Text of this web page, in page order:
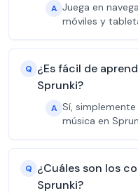
A Juega en
móviles y
Q ¿Es fácil de
Sprunki?
A Sí,
música en
Q ¿Cuáles son los
Sprunki?